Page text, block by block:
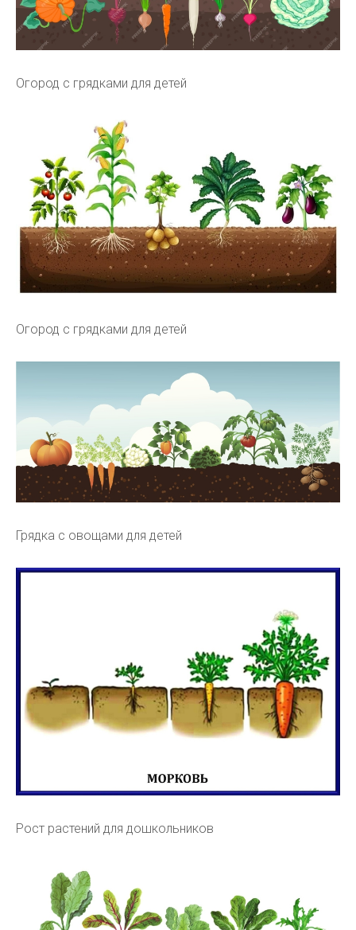
Огород с грядками для детей
Огород с грядками для детей
Грядка с овощами для детей
Рост растений для дошкольников